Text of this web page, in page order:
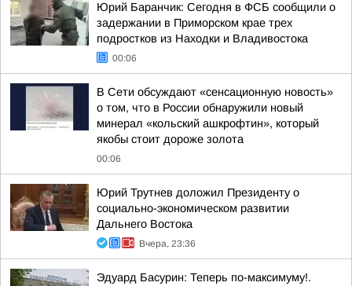
Юрий Баранчик: Сегодня в ФСБ сообщили о
задержании в Приморском крае трех
подростков из Находки и Владивостока
00:06
В Сети обсуждают «сенсационную новость»
о том, что в России обнаружили новый
минерал «кольский ашкрофтин», который
якобы стоит дороже золота
00:06
Юрий Трутнев доложил Президенту о
социально-экономическом развитии
Дальнего Востока
Вчера, 23:36
Эдуард Басурин: Теперь по-максимуму!.